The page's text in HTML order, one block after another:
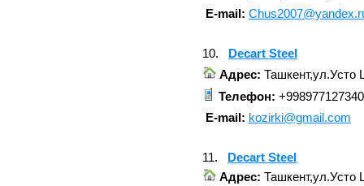
E-mail:
10. Decart Steel
Адрес: Ташкент,ул.Усто
Телефон: +998977127340
E-mail: kozirki@gmail.com
11. Decart Steel
Адрес: Ташкент,ул.Усто